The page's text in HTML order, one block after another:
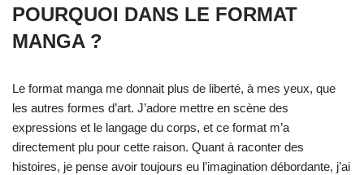
POURQUOI DANS LE FORMAT
MANGA ?
Le format manga me donnait plus de liberté, à mes yeux, que
les autres formes d’art. J’adore mettre en scène des
expressions et le langage du corps, et ce format m’a
directement plu pour cette raison. Quant à raconter des
histoires, je pense avoir toujours eu l’imagination débordante, j’ai